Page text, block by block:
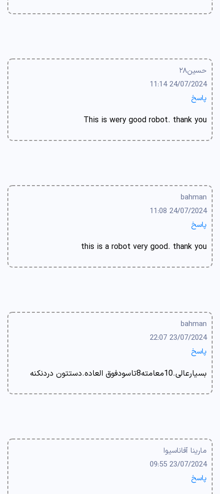
حسین۲۸
24/07/2024 11:14
پاسخ
This is wery good robot. thank you
bahman
24/07/2024 11:08
پاسخ
this is a robot very good. thank you
bahman
23/07/2024 22:07
پاسخ
بسیارعالی.10معامته8تاسودفوق العاده.دستتون دردنکنه
مارینا آفاناسیوا
23/07/2024 09:55
پاسخ